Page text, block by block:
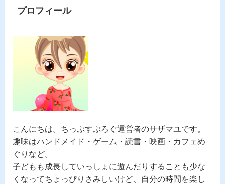
プロフィール
こんにちは。 ちっぷすぶろぐ運営者のサザマユです。
趣味はハンドメイド・ゲーム・読書・映画・カフェめ
ぐりなど。
子どもも成長していっしょに遊んだりすることも少な
くなってちょっぴりさみしいけど、自分の時間を楽し